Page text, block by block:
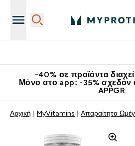
-40% σε προϊόντα
Μόνο στο app: -35% σχεδόν
APPGR
Αρχική MyVitamins Απαραίτητα